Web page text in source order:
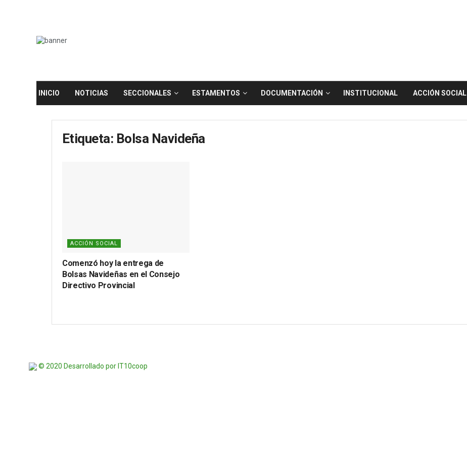
INICIO NOTICIAS SECCIONALES ESTAMENTOS DOCUMENTACIÓN INSTITUCIONAL ACCIÓN SOCIAL
Etiqueta: Bolsa Navideña
ACCIÓN SOCIAL
Comenzó hoy la entrega de
Bolsas Navideñas en el Consejo
Directivo Provincial
© 2020 Desarrollado por IT10coop